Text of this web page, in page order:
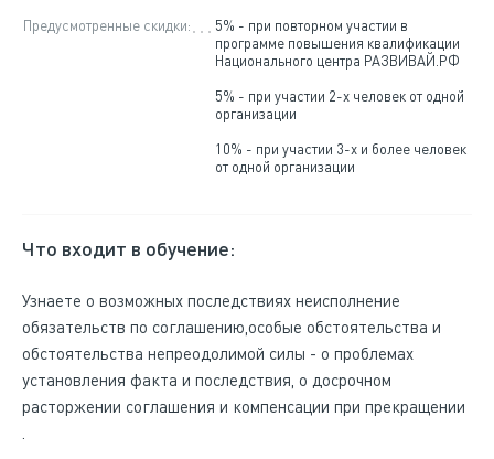
Предусмотренные скидки:
5% - при повторном участии в
программе повышения квалификации
Национального центра РАЗВИВАЙ.РФ
5% - при участии 2-х человек от одной
организации
10% - при участии 3-х и более человек
от одной организации
Что входит в обучение:
Узнаете о возможных последствиях неисполнение
обязательств по соглашению,особые обстоятельства и
обстоятельства непреодолимой силы - о проблемах
установления факта и последствия, о досрочном
расторжении соглашения и компенсации при прекращении